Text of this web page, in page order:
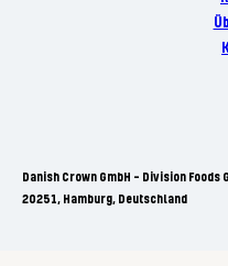
Danish Crown GmbH - Division
20251, Hamburg, Deutschland